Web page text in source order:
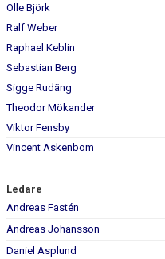
Olle Björk
Ralf Weber
Raphael Keblin
Sebastian Berg
Sigge Rudäng
Theodor Mökander
Viktor Fensby
Vincent Askenbom
Ledare
Andreas Fastén
Andreas Johansson
Daniel Asplund